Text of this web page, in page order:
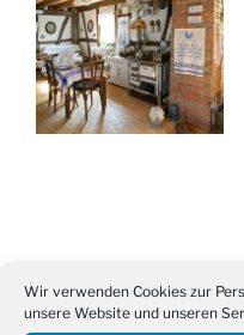
Wir verwenden Cookies zur
unsere Website und unseren